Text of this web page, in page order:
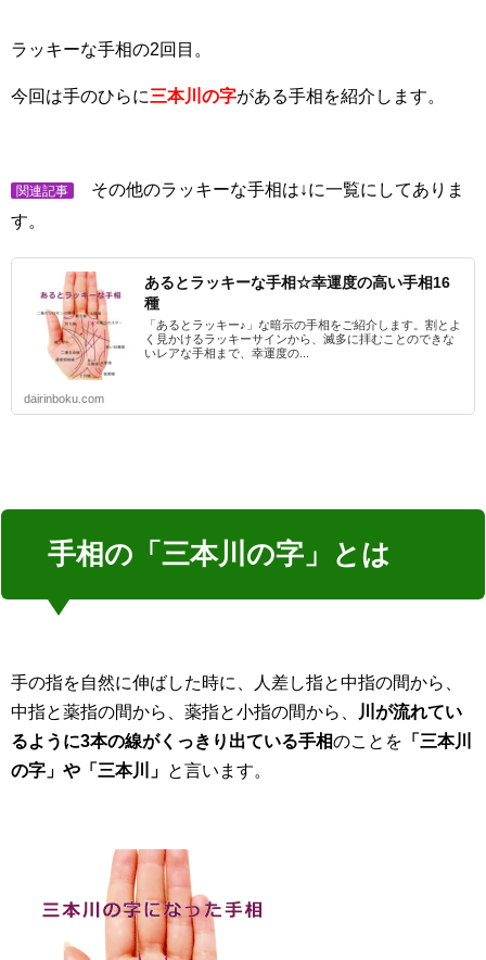
ラッキーな手相の2回目。
今回は手のひらに三本川の字がある手相を紹介します。
関連記事
その他のラッキーな手相は↓に一覧にしてありま
す。
あるとラッキーな手相☆幸運度の高い手相16
種
「あるとラッキー♪」な暗示の手相をご紹介します。割とよ
く見かけるラッキーサインから、滅多に拝むことのできな
いレアな手相まで、幸運度の...
dairinboku.com
手相の「三本川の字」とは
手の指を自然に伸ばした時に、人差し指と中指の間から、
中指と薬指の間から、薬指と小指の間から、
川が流れてい
るように3本の線がくっきり出ている手相のことを 「三本川
の字」や「三本川」 と言います。